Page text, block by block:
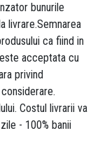
bunurile
livrare.Semnarea
ca fiind in
acceptata cu
privind
Costul livrarii va
- 100% banii